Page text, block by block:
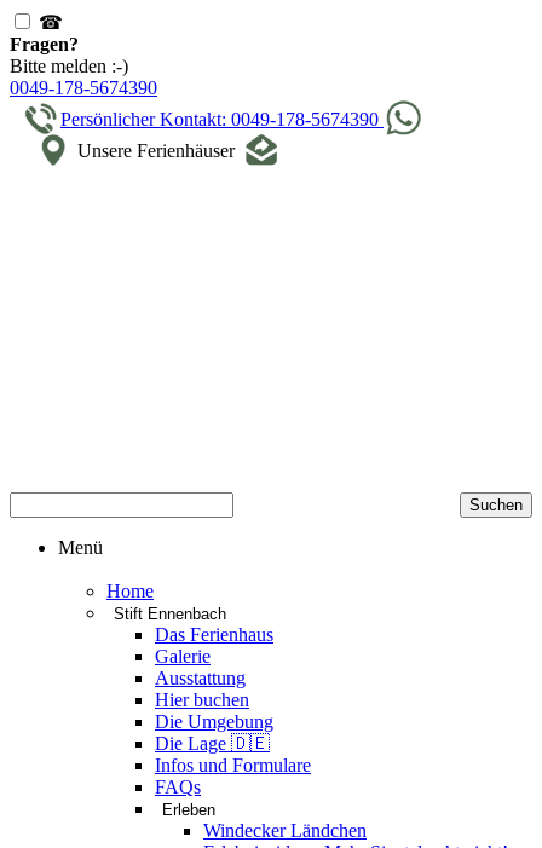
☎
Fragen?
Bitte melden :-)
0049-178-5674390
Persönlicher Kontakt: 0049-178-5674390
Unsere Ferienhäuser
Menü
Home
Stift Ennenbach
Das Ferienhaus
Galerie
Ausstattung
Hier buchen
Die Umgebung
Die Lage 🇩🇪
Infos und Formulare
FAQs
Erleben
Windecker Ländchen